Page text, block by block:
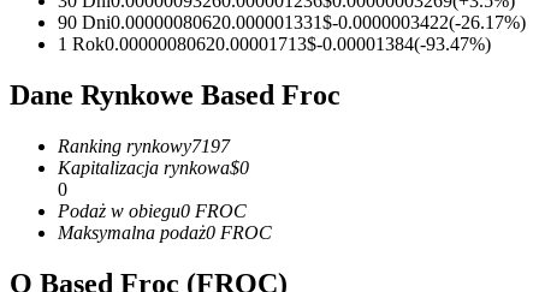
Kontrakty terminowe na USDC
90 Dni0.00000080620.000001331$-0.0000003422(-26.17%)
1 Rok0.00000080620.00001713$-0.00001384(-93.47%)
Dane Rynkowe Based Froc
Ranking rynkowy7197
Kapitalizacja rynkowa$0
0
Podaż w obiegu0 FROC
Maksymalna podaż0 FROC
O Based Froc (FROC)